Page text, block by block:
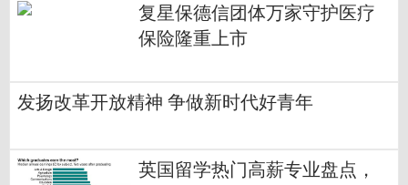
复星保德信团体万家守护医疗
保险隆重上市
发扬改革开放精神 争做新时代好青年
英国留学热门高薪专业盘点，